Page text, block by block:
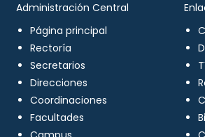
Administración Central
Página principal
Rectoría
Secretarios
Direcciones
Coordinaciones
Facultades